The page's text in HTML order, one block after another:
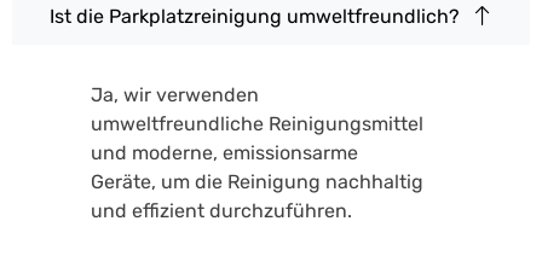
Ist die Parkplatzreinigung umweltfreundlich?
Ja, wir verwenden
umweltfreundliche Reinigungsmittel
und moderne, emissionsarme
Geräte, um die Reinigung nachhaltig
und effizient durchzuführen.